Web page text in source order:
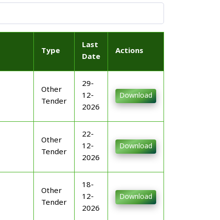
Type
Last
Date
Actions
Other
Tender
29-
12-
2026
Download
Other
Tender
22-
12-
2026
Download
Other
Tender
18-
12-
2026
Download